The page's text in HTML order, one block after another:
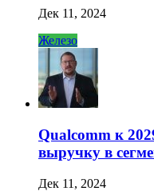
Дек 11, 2024
Железо
Qualcomm к
выручку в
Дек 11, 2024